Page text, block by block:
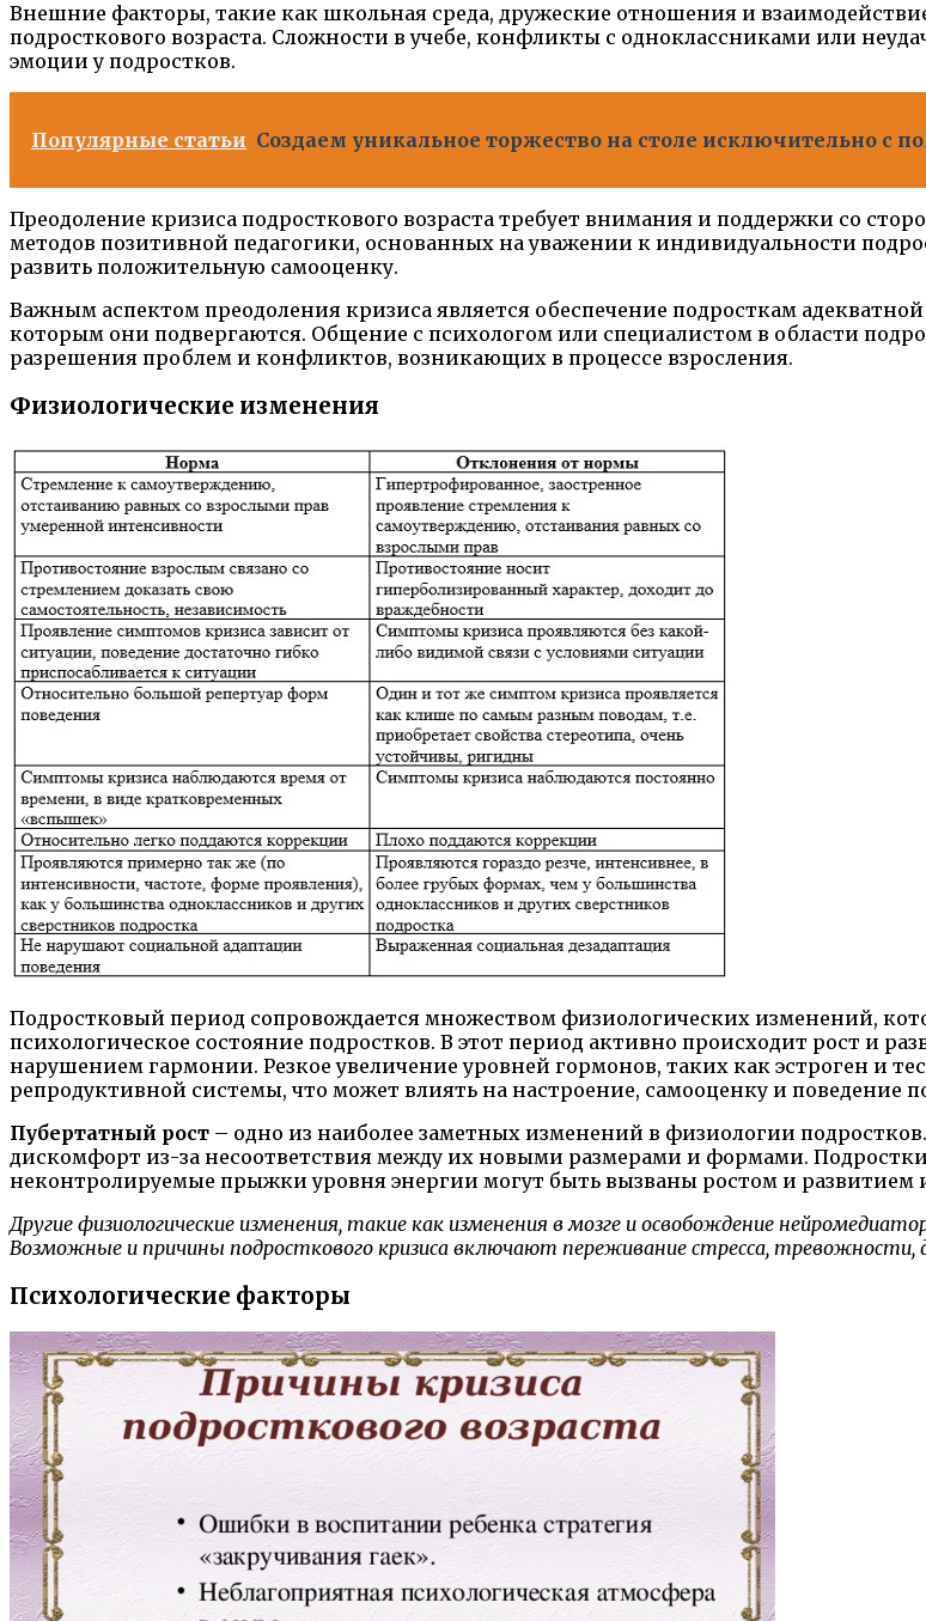
Внешние факторы, такие как школьная среда, дружеские отношения и
подросткового возраста. Сложности в учебе, конфликты с одноклассниками или
эмоции у подростков.
Популярные статьи Создаем уникальное торжество на столе исключительно с
Преодоление кризиса подросткового возраста требует внимания и поддержки со
методов позитивной педагогики, основанных на уважении к индивидуальности
развить положительную самооценку.
Важным аспектом преодоления кризиса является обеспечение подросткам
которым они подвергаются. Общение с психологом или специалистом в области
разрешения проблем и конфликтов, возникающих в процессе взросления.
Физиологические изменения
Подростковый период сопровождается множеством физиологических изменений,
психологическое состояние подростков. В этот период активно происходит рост и
нарушением гармонии. Резкое увеличение уровней гормонов, таких как эстроген и
репродуктивной системы, что может влиять на настроение, самооценку и поведение
Пубертатный рост – одно из наиболее заметных изменений в физиологии
дискомфорт из-за несоответствия между их новыми размерами и формами.
неконтролируемые прыжки уровня энергии могут быть вызваны ростом и развитием
Другие физиологические изменения, такие как изменения в мозге и освобождение
Возможные и причины подросткового кризиса включают переживание стресса, тревожности,
Психологические факторы